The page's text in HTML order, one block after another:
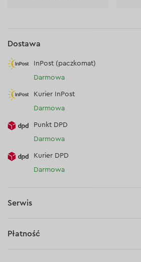
Dostawa
InPost (paczkomat)
Darmowa
Kurier InPost
Darmowa
Punkt DPD
Darmowa
Kurier DPD
Darmowa
Serwis
Płatność